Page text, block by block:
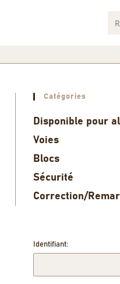
Catégories
Disponible pour
Voies
Blocs
Sécurité
Correction/
Identifiant: